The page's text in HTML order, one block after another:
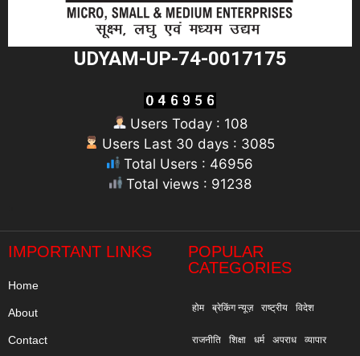
UDYAM-UP-74-0017175
Users Today : 108
Users Last 30 days : 3085
Total Users : 46956
Total views : 91238
IMPORTANT LINKS
Home
About
Contact
POPULAR
CATEGORIES
होम ब्रेकिंग न्यूज़ राष्ट्रीय विदेश
राजनीति शिक्षा धर्म अपराध व्यापार